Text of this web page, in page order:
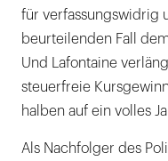
für verfassungswidrig
beurteilenden Fall
Und Lafontaine
steuerfreie
halben auf ein volles
Als Nachfolger des